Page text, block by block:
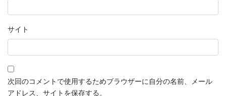
サイト
次回のコメントで使用するためブラウザーに自分の名前、メール
アドレス、サイトを保存する。